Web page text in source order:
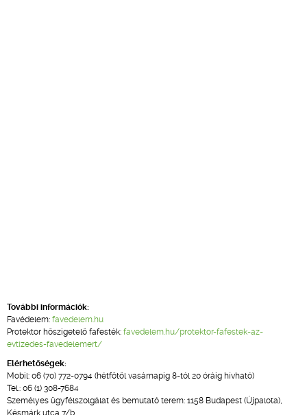
További információk:
Favédelem: favedelem.hu
Protektor hőszigetelő fafesték: favedelem.hu/protektor-fafestek-az-
evtizedes-favedelemert/
Elérhetőségek:
Mobil: 06 (70) 772-0794 (hétfőtől vasárnapig 8-tól 20 óráig hívható)
Tel.: 06 (1) 308-7684
Személyes ügyfélszolgálat és bemutató terem: 1158 Budapest (Újpalota),
Késmárk utca 7/b.